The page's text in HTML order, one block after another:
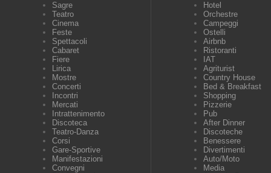
Sagre
Teatro
Cinema
Feste
Spettacoli
Cabaret
Fiere
Lirica
Mostre
Concerti
Incontri
Mercati
Intrattenimento
Discoteca
Teatro-Danza
Corsi
Gare-Sportive
Manifestazioni
Convegni
Hotel
Orchestre
Campeggi
Ostelli
Airbnb
Ristoranti
IAT
Agriturist
Country House
Bed & Breakfast
Shopping
Pizzerie
Pub
After Dinner
Discoteche
Benessere
Divertimenti
Auto/Moto
Media